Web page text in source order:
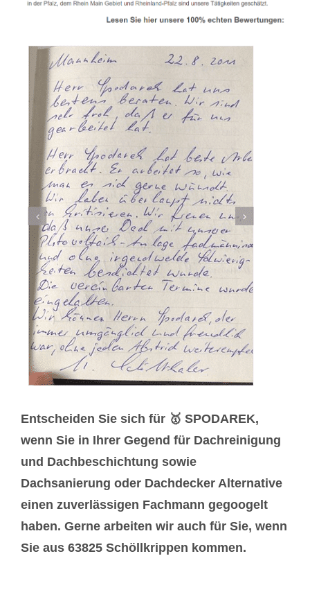
Entscheiden Sie sich für 🥇 SPODAREK,
wenn Sie in Ihrer Gegend für Dachreinigung
und Dachbeschichtung sowie
Dachsanierung oder Dachdecker Alternative
einen zuverlässigen Fachmann gegoogelt
haben. Gerne arbeiten wir auch für Sie, wenn
Sie aus 63825 Schöllkrippen kommen.